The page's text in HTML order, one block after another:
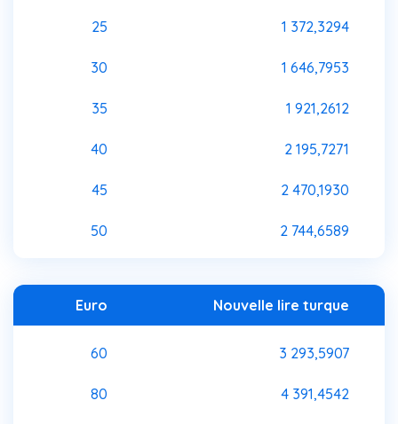
25 1 372,3294
30 1 646,7953
35 1 921,2612
40 2 195,7271
45 2 470,1930
50 2 744,6589
Euro Nouvelle lire turque
60 3 293,5907
80 4 391,4542